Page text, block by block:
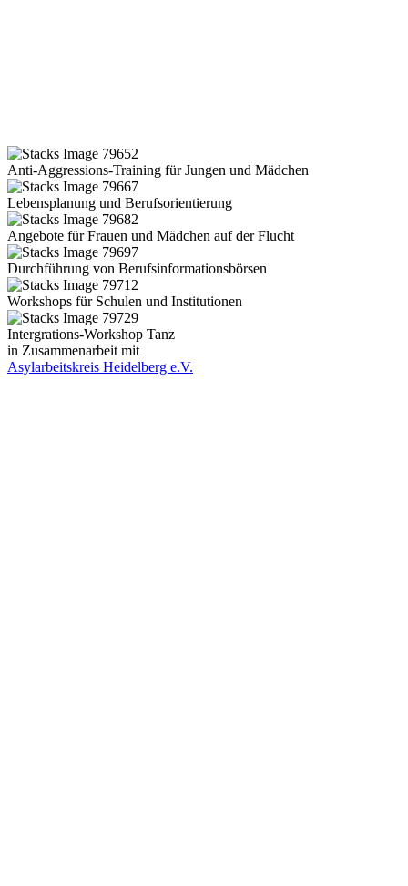
Anti-Aggressions-Training für Jungen und Mädchen
Lebensplanung und Berufsorientierung
Angebote für Frauen und Mädchen auf der Flucht
Durchführung von Berufsinformationsbörsen
Workshops für Schulen und Institutionen
Intergrations-Workshop Tanz
in Zusammenarbeit mit
Asylarbeitskreis Heidelberg e.V.